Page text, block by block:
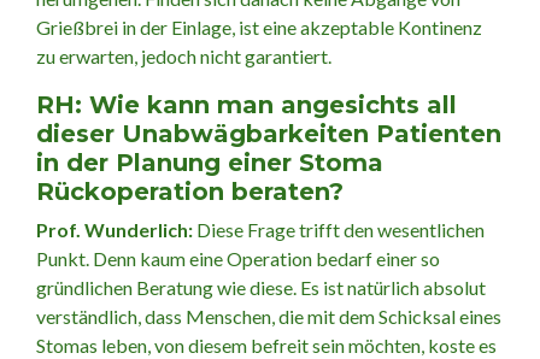
Grießbrei in der Einlage, ist eine akzeptable Kontinenz
zu erwarten, jedoch nicht garantiert.
RH: Wie kann man angesichts all
dieser Unabwägbarkeiten Patienten
in der Planung einer Stoma
Rückoperation beraten?
Prof. Wunderlich: Diese Frage trifft den wesentlichen
Punkt. Denn kaum eine Operation bedarf einer so
gründlichen Beratung wie diese. Es ist natürlich absolut
verständlich, dass Menschen, die mit dem Schicksal eines
Stomas leben, von diesem befreit sein möchten, koste es